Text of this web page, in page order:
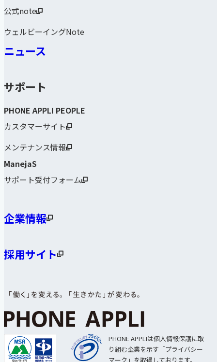
公式note
ウェルビーイングNote
ニュース
サポート
PHONE APPLI PEOPLE
カスタマーサイト
メンテナンス情報
ManejaS
サポート受付フォーム
企業情報
採用サイト
PHONE APPLIは個人情報保護に取
り組む企業を示す「プライバシー
マーク」を取得しております。